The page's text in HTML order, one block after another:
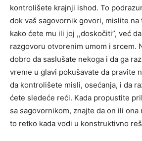
kontrolišete krajnji ishod. To
dok vaš sagovornik govori, mislite na
kako ćete mu ili joj ,,doskočiti”, već
razgovoru otvorenim umom i srcem.
dobro da saslušate nekoga i da ga
vreme u glavi pokušavate da pravite
da kontrolišete misli, osećanja, i da
ćete sledeće reći. Kada propustite
sa sagovornikom, znajte da on ili ona
to retko kada vodi u konstruktivno